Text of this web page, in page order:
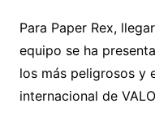
Para Paper Rex,
equipo se ha
los más peligrosos y
internacional de